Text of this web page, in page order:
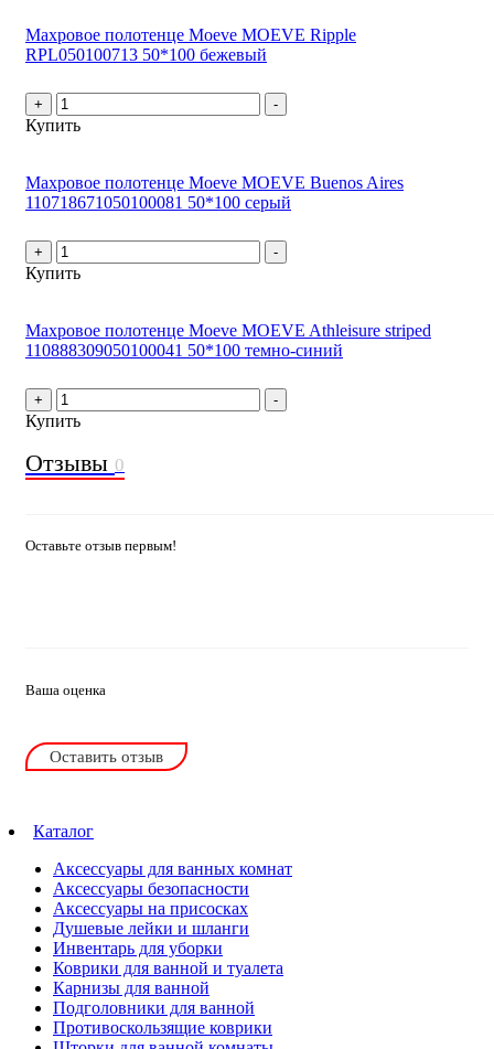
Махровое полотенце Moeve MOEVE Ripple
RPL050100713 50*100 бежевый
+ -
Купить
Махровое полотенце Moeve MOEVE Buenos Aires
110718671050100081 50*100 серый
+ -
Купить
Махровое полотенце Moeve MOEVE Athleisure striped
110888309050100041 50*100 темно-синий
+ -
Купить
Отзывы 0
Оставьте отзыв первым!
Ваша оценка
Оставить отзыв
Каталог
Аксессуары для ванных комнат
Аксессуары безопасности
Аксессуары на присосках
Душевые лейки и шланги
Инвентарь для уборки
Коврики для ванной и туалета
Карнизы для ванной
Подголовники для ванной
Противоскользящие коврики